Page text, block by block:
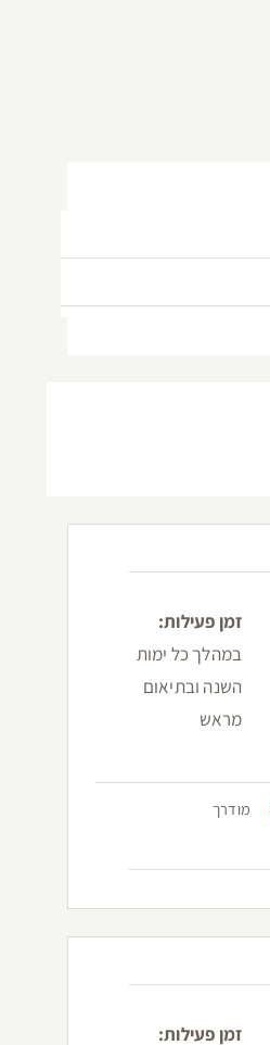
זמן פעילות:
במהלך כל ימות
השנה ובתיאום
מראש
מודרך
זמן פעילות: